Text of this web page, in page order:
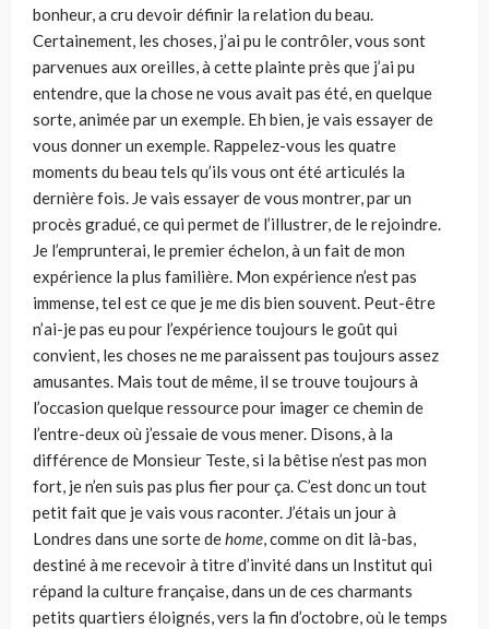
bonheur, a cru devoir définir la rela­tion du beau.
Certainement, les choses, j’ai pu le contrôler, vous sont
par­venues aux oreilles, à cette plainte près que j’ai pu
entendre, que la chose ne vous avait pas été, en quelque
sorte, animée par un exemple. Eh bien, je vais essayer de
vous donner un exemple. Rappelez-vous les quatre
moments du beau tels qu’ils vous ont été articulés la
dernière fois. Je vais essayer de vous montrer, par un
procès gradué, ce qui permet de l’illustrer, de le rejoindre.
Je l’emprunterai, le premier échelon, à un fait de mon
expérience la plus familière. Mon expérience n’est pas
immense, tel est ce que je me dis bien souvent. Peut-être
n’ai-je pas eu pour l’expérience tou­jours le goût qui
convient, les choses ne me paraissent pas toujours assez
amusantes. Mais tout de même, il se trouve toujours à
l’occasion quelque ressource pour imager ce chemin de
l’entre-deux où j’essaie de vous mener. Disons, à la
différence de Monsieur Teste, si la bêtise n’est pas mon
fort, je n’en suis pas plus fier pour ça. C’est donc un tout
petit fait que je vais vous raconter. J’étais un jour à
Londres dans une sorte dehome, comme on dit là-bas,
destiné à me recevoir à titre d’invité dans un Institut qui
répand la culture française, dans un de ces charmants
petits quartiers éloignés, vers la fin d’octobre, où le temps